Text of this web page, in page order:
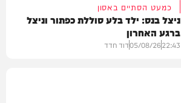
כמעט הסתיים באסון
ניצל בנס: ילד בלע סוללת כפתור וניצל
ברגע האחרון
22:43
05/08/26דוד חדד